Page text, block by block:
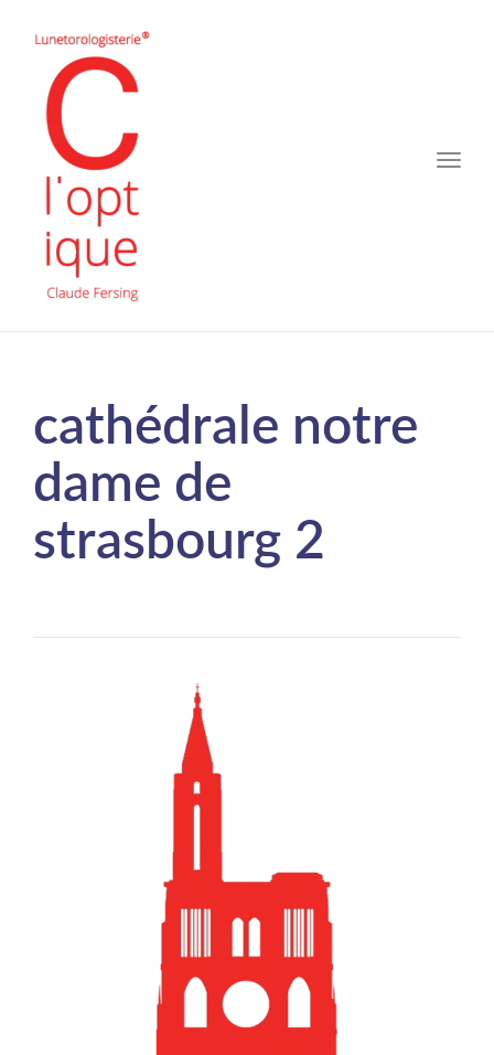
Toggle
cathédrale notre
dame de
strasbourg 2